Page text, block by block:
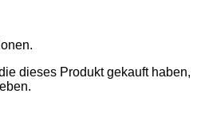
dieses Produkt gekauft haben,